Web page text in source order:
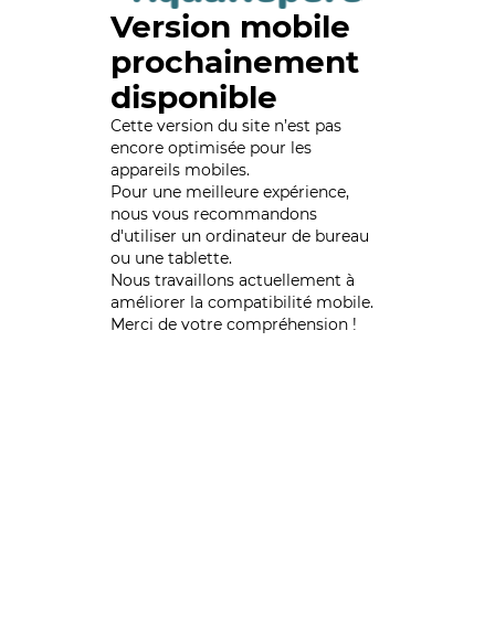
Version mobile
prochainement
disponible
Cette version du site n’est pas
encore optimisée pour les
appareils mobiles.
Pour une meilleure expérience,
nous vous recommandons
d'utiliser un ordinateur de bureau
ou une tablette.
Nous travaillons actuellement à
améliorer la compatibilité mobile.
Merci de votre compréhension !